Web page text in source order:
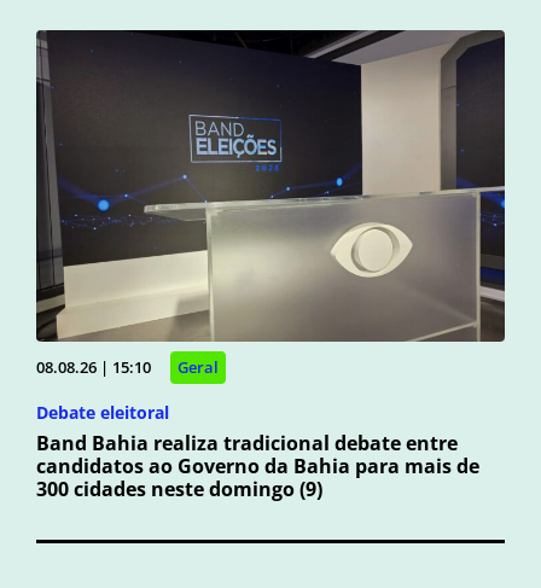
08.08.26 | 15:10 Geral
Debate eleitoral
Band Bahia realiza tradicional debate entre
candidatos ao Governo da Bahia para mais de
300 cidades neste domingo (9)